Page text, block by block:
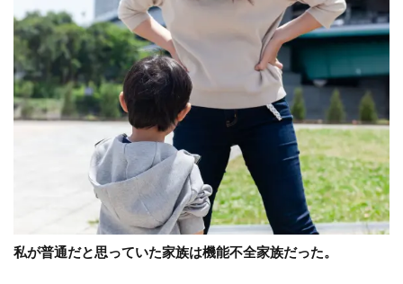
私が普通だと思っていた家族は機能不全家族だった。